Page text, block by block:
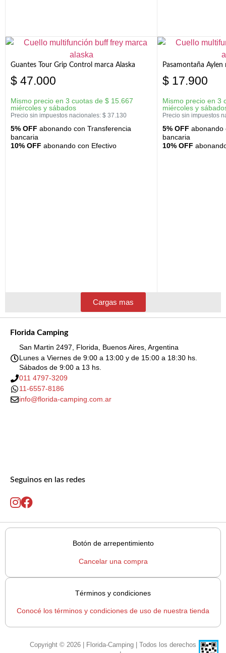
Guantes Tour Grip Control marca Alaska
$ 47.000
Mismo precio en 3 cuotas de $ 15.667
miércoles y sábados
Precio sin impuestos nacionales: $ 37.130
5% OFF abonando con Transferencia
bancaria
10% OFF abonando con Efectivo
Pasamontaña Aylen
$ 17.900
Mismo precio en 3
miércoles y
Precio sin impuestos
5% OFF abonando
bancaria
10% OFF
Cargas mas
Florida Camping
San Martin 2497, Florida, Buenos Aires, Argentina
Lunes a Viernes de 9:00 a 13:00 y de 15:00 a 18:30 hs.
Sábados de 9:00 a 13 hs.
011 4797-3209
11-6557-8186
info@florida-camping.com.ar
Seguinos en las redes
Botón de arrepentimiento
Cancelar una compra
Términos y condiciones
Conocé los términos y condiciones de uso de nuestra tienda
Copyright © 2026 | Florida-Camping | Todos los derechos